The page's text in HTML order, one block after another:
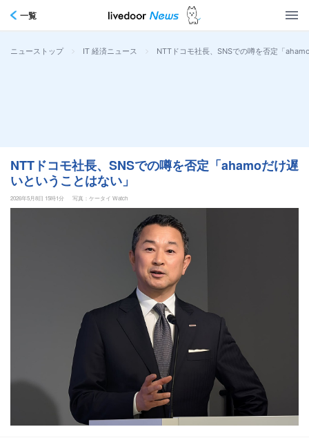
一覧
ニューストップ > IT 経済ニュース > NTTドコモ社長、SNSでの噂を否定「
NTTドコモ社長、SNSでの噂を否定「ahamoだけ遅
いということはない」
2026年5月8日 15時1分 写真：ケータイ Watch